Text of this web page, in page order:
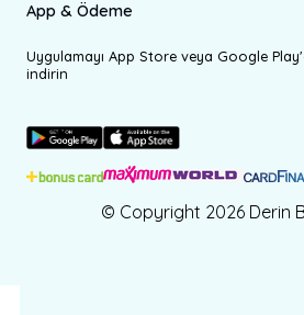
App & Ödeme
Uygulamayı App Store veya Google
indirin
© Copyright 2026 Derin